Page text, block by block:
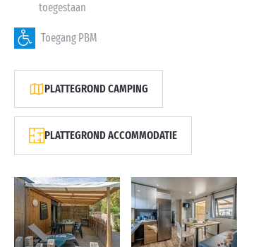
toegestaan
Toegang PBM
PLATTEGROND CAMPING
PLATTEGROND ACCOMMODATIE